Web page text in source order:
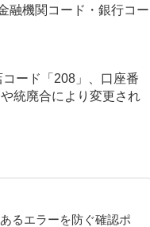
融機関コード・銀行コー
ード「208」、口座番
統廃合により変更され
るエラーを防ぐ確認ポ